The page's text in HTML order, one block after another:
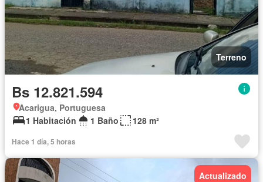
Terreno
Bs 12.821.594
Acarigua, Portuguesa
1 Habitación
1 Baño 128 m²
Hace 1 día, 5 horas
Actualizado